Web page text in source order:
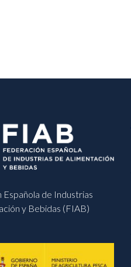
Española de Industrias
y Bebidas (FIAB)